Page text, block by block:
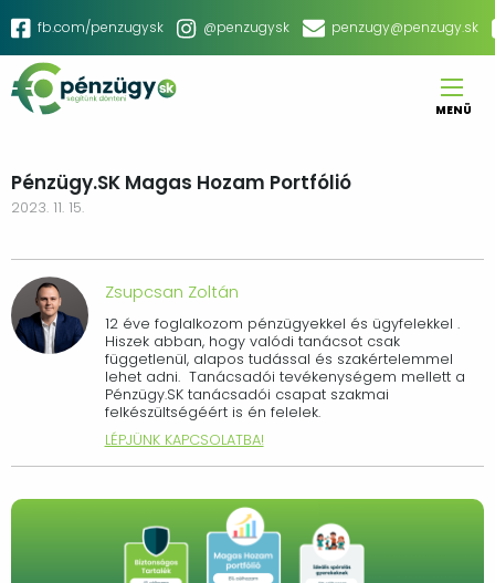
Ugrás
tartalomra
Social
menu
fb.com/penzugysk @penzugysk penzugy@penzugy.sk
MENÜ
Pénzügy.SK Magas Hozam Portfólió
2023. 11. 15.
Zsupcsan Zoltán
12 éve foglalkozom pénzügyekkel és ügyfelekkel .
Hiszek abban, hogy valódi tanácsot csak
függetlenül, alapos tudással és szakértelemmel
lehet adni. Tanácsadói tevékenységem mellett a
Pénzügy.SK tanácsadói csapat szakmai
felkészültségéért is én felelek.
LÉPJÜNK KAPCSOLATBA!